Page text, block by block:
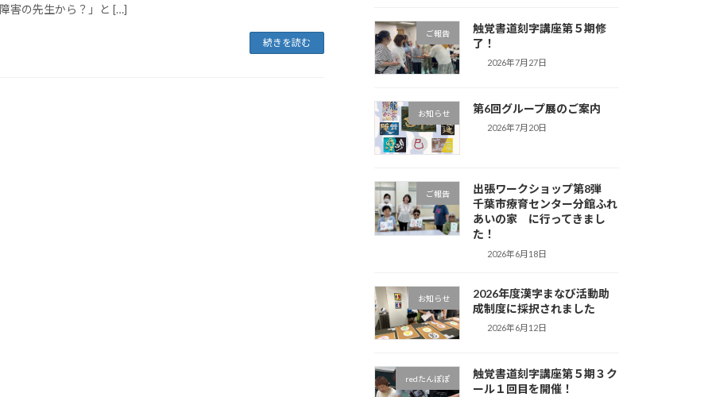
害の先生から？」と […]
続きを読む
ご報告
触覚書道刻字講座第５期修
了！
2026年7月27日
お知らせ 第6回グループ展のご案内
2026年7月20日
ご報告
出張ワークショップ第8弾
千葉市療育センター分館ふれ
あいの家 に行ってきまし
た！
2026年6月18日
お知らせ
2026年度漢字まなび活動助
成制度に採択されました
2026年6月12日
redたんぽぽ
触覚書道刻字講座第５期３ク
ール１回目を開催！